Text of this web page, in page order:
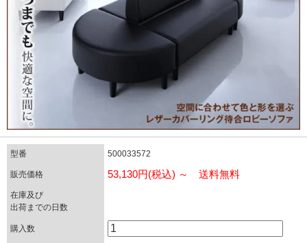
型番 500033572
販売価格 53,130円(税込) ～ 送料無料
在庫及び
出荷までの日数
購入数